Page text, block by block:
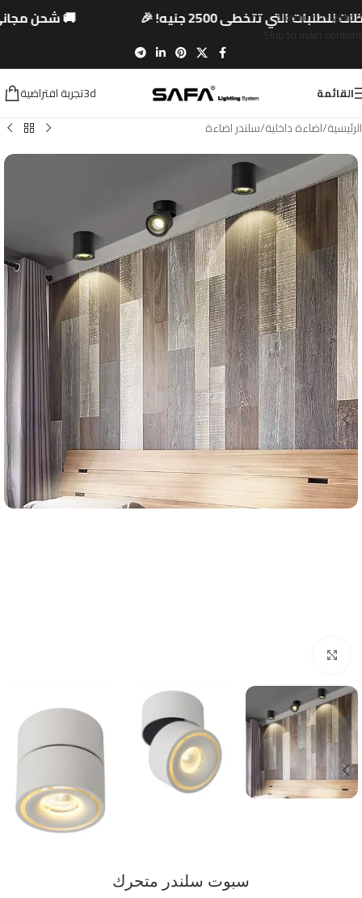
🚚 شحن التي تتخطى 2500 جنيه! 🎉Skip to navigation
Skip to main content
القائمة
3dتجربة افتراضية
الرئيسية/اضاءة داخلية/سلندر اضاءة
سبوت سلندر متحرك